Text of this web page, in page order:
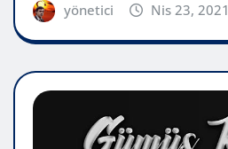
yönetici Nis 23, 2021